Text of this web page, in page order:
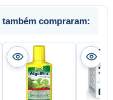
compraram: